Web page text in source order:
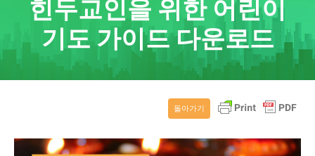
힌두교인을 위한 어린이
기도 가이드 다운로드
돌아가기